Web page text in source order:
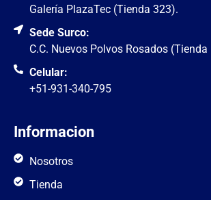
Galería PlazaTec (Tienda 323).
Sede Surco:
C.C. Nuevos Polvos Rosados (Tienda
Celular:
+51-931-340-795
Informacion
Nosotros
Tienda